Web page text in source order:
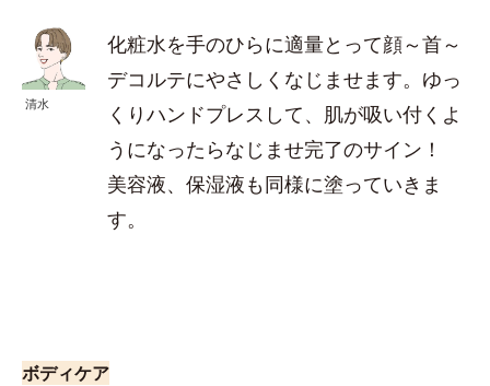
清水
化粧水を手のひらに適量とって顔～首～
デコルテにやさしくなじませます。ゆっ
くりハンドプレスして、肌が吸い付くよ
うになったらなじませ完了のサイン！
美容液、保湿液も同様に塗っていきま
す。
ボディケア